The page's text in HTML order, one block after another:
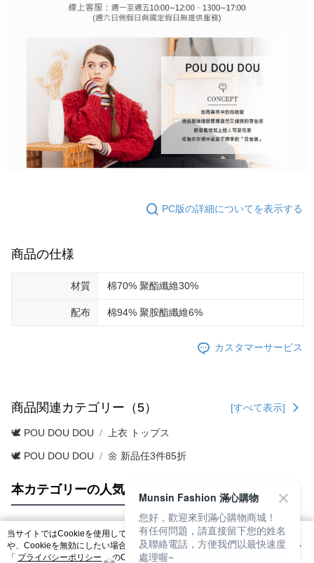
PC版の詳細についてを表示する
商品の仕様
材質 棉70% 聚酯纖維30%
配布 棉94% 聚胺酯纖維6%
カスタマーサービス
商品関連カテゴリー（5） [すべて表示]
🕊️ POU DOU DOU 上衣 トップス
🕊️ POU DOU DOU 🌼 新品任3件85折
本カテゴリーの人気商品 サイト全体のランキング
人気タグ
当サイトではCookieを使用しています。当サイトのCookie使用に関する詳細
や、Cookieを無効にしたい場合のブラウザでの設定方法については、当サイト
「 プライバシーポリシー 」のCookieポリシーをご参照ください。お客さま
Munsin Fashion 滿心購物
您好，歡迎來到滿心購物商城！
有任何問題，請直接留下您的姓名
及聯絡電話，方便我們以最快速度
處理喔~